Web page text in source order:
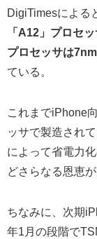
DigiTimesによる
「A12」プロセ
プロセッサは
ている。
これまでiPhone
ッサで製造され
によって省電力
どさらなる恩恵
ちなみに、次期
年1月の段階で